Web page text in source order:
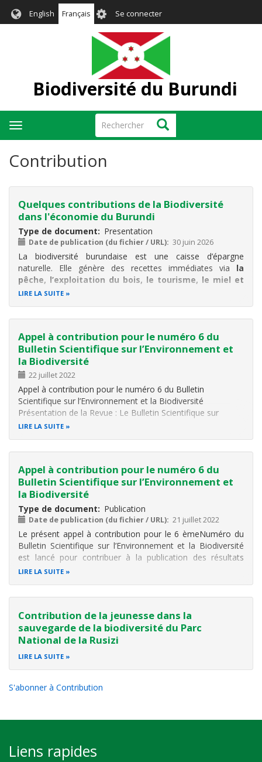
English Français User
account
menu
Se connecter
Biodiversité du Burundi
Rechercher Rechercher
Toggle
navigation
Contribution
Quelques contributions de la Biodiversité
dans l'économie du Burundi
Type de document Presentation
Date de publication (du fichier / URL) 30 juin 2026
La biodiversité burundaise est une caisse d’épargne
naturelle. Elle génère des recettes immédiates via la
pêche, l’exploitation du bois, le tourisme, le miel et
l’agriculture
LIRE LA SUITE
Appel à contribution pour le numéro 6 du
Bulletin Scientifique sur l’Environnement et
la Biodiversité
22 juillet 2022
Appel à contribution pour le numéro 6 du Bulletin
Scientifique sur l’Environnement et la Biodiversité
Présentation de la Revue : Le Bulletin Scientifique sur
l’Environnement et la Biodiversité est une revue de l’Office
LIRE LA SUITE
Appel à contribution pour le numéro 6 du
Bulletin Scientifique sur l’Environnement et
la Biodiversité
Type de document Publication
Date de publication (du fichier / URL) 21 juillet 2022
Le présent appel à contribution pour le 6èmeNuméro du
Bulletin Scientifique surl’Environnement et la Biodiversité
est lancé pour contribuer à la publication des résultats
scientifiques issus des
Le bulletin
LIRE LA SUITE
Contribution de la jeunesse dans la
sauvegarde de la biodiversité du Parc
National de la Rusizi
LIRE LA SUITE
S'abonner à Contribution
Liens rapides